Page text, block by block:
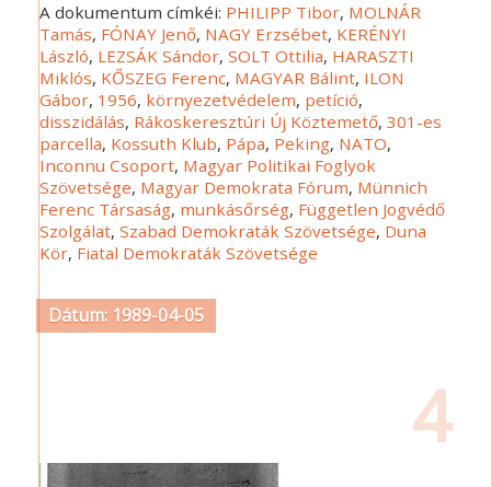
A dokumentum címkéi: PHILIPP Tibor, MOLNÁR
Tamás, FÓNAY Jenő, NAGY Erzsébet, KERÉNYI
László, LEZSÁK Sándor,SOLT Ottilia, HARASZTI
Miklós, KŐSZEG Ferenc, MAGYAR Bálint, ILON
Gábor, 1956, környezetvédelem, petíció,
disszidálás, Rákoskeresztúri Új Köztemető,301-es
parcella, Kossuth Klub, Pápa, Peking, NATO,
Inconnu Csoport, Magyar Politikai Foglyok
Szövetsége, Magyar Demokrata Fórum, Münnich
Ferenc Társaság, munkásőrség, Független Jogvédő
Szolgálat,Szabad Demokraták Szövetsége, Duna
Kör, Fiatal Demokraták Szövetsége
Dátum: 1989-04-05
4